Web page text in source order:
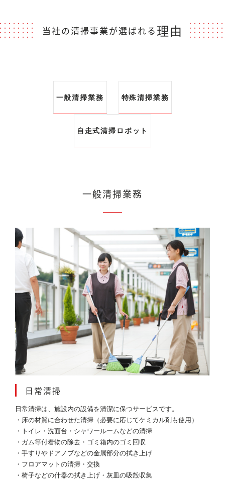
当社の清掃事業が選ばれる 理由
一般清掃業務 特殊清掃業務
自走式清掃ロボット
一般清掃業務
日常清掃
日常清掃は、施設内の設備を清潔に保つサービスです。
・床の材質に合わせた清掃（必要に応じてケミカル剤も使用）
・トイレ・洗面台・シャワールームなどの清掃
・ガム等付着物の除去・ゴミ箱内のゴミ回収
・手すりやドアノブなどの金属部分の拭き上げ
・フロアマットの清掃・交換
・椅子などの什器の拭き上げ・灰皿の吸殻収集